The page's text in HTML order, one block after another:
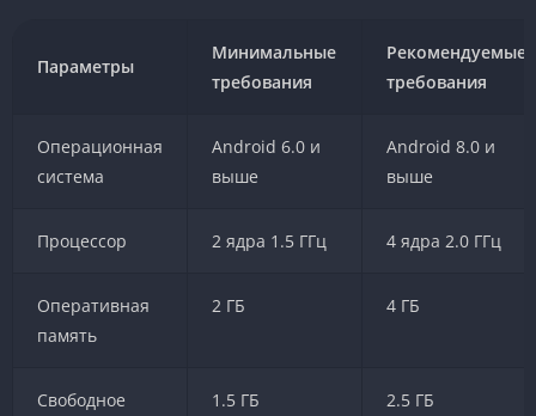
Параметры
Минимальные
требования
Рекомендуемые
требования
Операционная
система
Android 6.0 и
выше
Android 8.0 и
выше
Процессор 2 ядра 1.5 ГГц 4 ядра 2.0 ГГц
Оперативная
память
2 ГБ 4 ГБ
Свободное
1.5 ГБ 2.5 ГБ